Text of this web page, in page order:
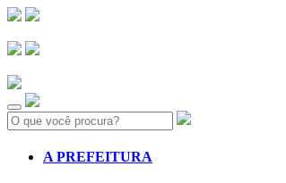
Search:
A PREFEITURA